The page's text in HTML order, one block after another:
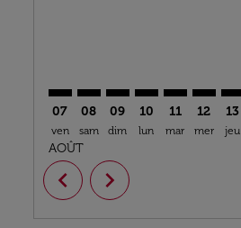
07
ven
AOÛT
08
sam
09
dim
10
lun
11
mar
12
mer
13
jeu
chevron_left chevron_right